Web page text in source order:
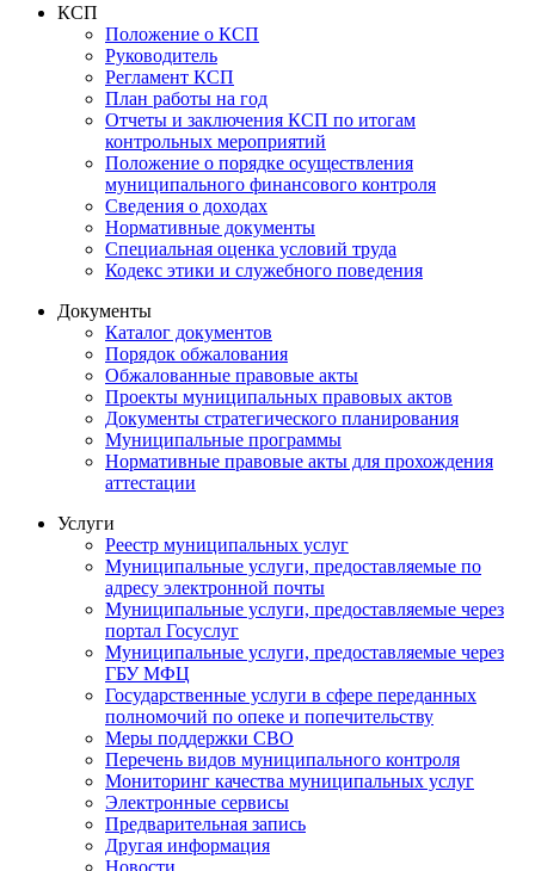
КСП
Положение о КСП
Руководитель
Регламент КСП
План работы на год
Отчеты и заключения КСП по итогам
контрольных мероприятий
Положение о порядке осуществления
муниципального финансового контроля
Сведения о доходах
Нормативные документы
Специальная оценка условий труда
Кодекс этики и служебного поведения
Документы
Каталог документов
Порядок обжалования
Обжалованные правовые акты
Проекты муниципальных правовых актов
Документы стратегического планирования
Муниципальные программы
Нормативные правовые акты для прохождения
аттестации
Услуги
Реестр муниципальных услуг
Муниципальные услуги, предоставляемые по
адресу электронной почты
Муниципальные услуги, предоставляемые через
портал Госуслуг
Муниципальные услуги, предоставляемые через
ГБУ МФЦ
Государственные услуги в сфере переданных
полномочий по опеке и попечительству
Меры поддержки СВО
Перечень видов муниципального контроля
Мониторинг качества муниципальных услуг
Электронные сервисы
Предварительная запись
Другая информация
Новости